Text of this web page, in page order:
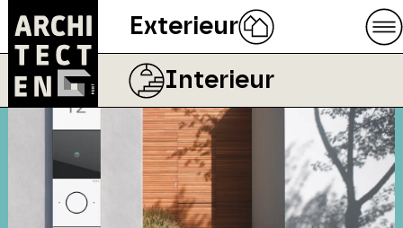
Exterieur
Interieur